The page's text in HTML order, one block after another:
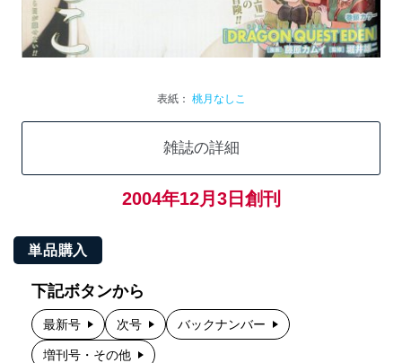
表紙： 桃月なしこ
雑誌の詳細
2004年12月3日創刊
単品購入
下記ボタンから
最新号 次号 バックナンバー
増刊号・その他